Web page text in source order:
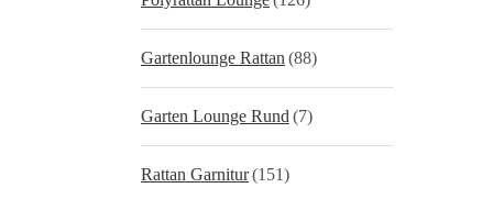
Gartenlounge Rattan (88)
Garten Lounge Rund (7)
Rattan Garnitur(151)